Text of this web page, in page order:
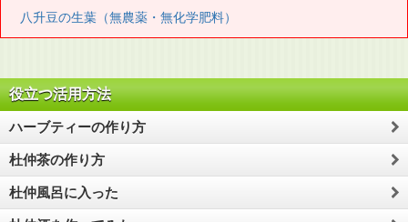
八升豆の生葉（無農薬・無化学肥料）
役立つ活用方法
ハーブティーの作り方
杜仲茶の作り方
杜仲風呂に入った